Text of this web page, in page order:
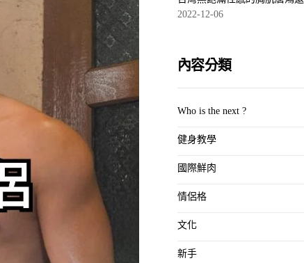
2022-12-06
內容分類
Who is the next ?
健身教學
國際鮮肉
情侶格
文化
新手